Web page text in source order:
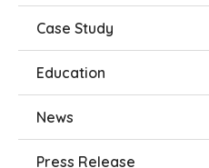
Case Study
Education
News
Press Release